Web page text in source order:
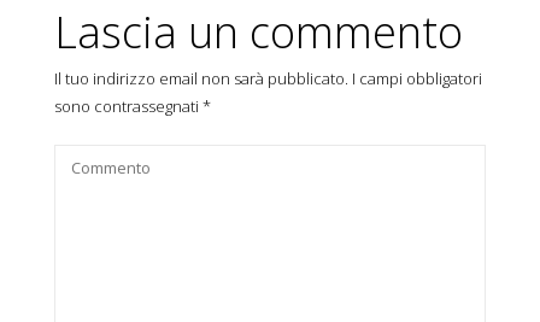
Lascia un commento
Il tuo indirizzo email non sarà pubblicato. I campi obbligatori
sono contrassegnati *